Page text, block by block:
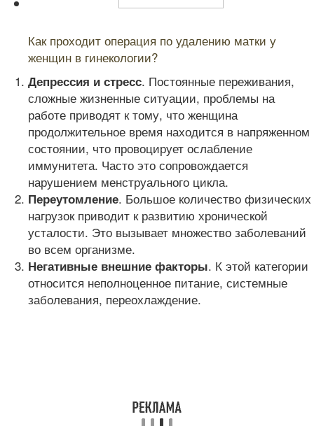
Как проходит операция по удалению матки у
женщин в гинекологии?
Депрессия и стресс. Постоянные переживания,
сложные жизненные ситуации, проблемы на
работе приводят к тому, что женщина
продолжительное время находится в напряженном
состоянии, что провоцирует ослабление
иммунитета. Часто это сопровождается
нарушением менструального цикла.
Переутомление. Большое количество физических
нагрузок приводит к развитию хронической
усталости. Это вызывает множество заболеваний
во всем организме.
Негативные внешние факторы. К этой категории
относится неполноценное питание, системные
заболевания, переохлаждение.